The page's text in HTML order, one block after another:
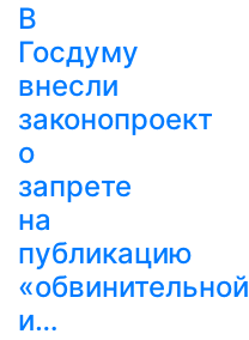
В
Госдуму
внесли
законопроект
о
запрете
на
публикацию
«обвинительной
и…